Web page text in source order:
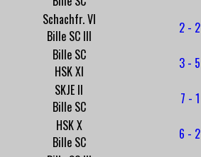
Schachfr. VI
Bille SC III
2 - 2
Bille SC
HSK XI
3 - 5
SKJE II
Bille SC
7 - 1
HSK X
Bille SC
6 - 2